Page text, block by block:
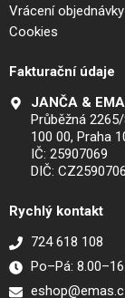
Vrácení objednávky
Cookies
Fakturační údaje
JANČA &
Průběžná
100 00, Praha
IČ: 25907069
DIČ:
Rychlý kontakt
724 618 108
Po–Pá: